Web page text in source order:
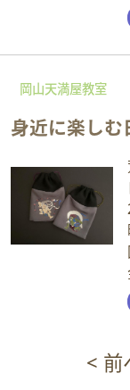
岡山天満屋教室
身近に楽しむ
< 前